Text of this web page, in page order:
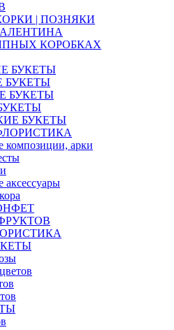
| ПОЗНЯКИ
КОРОБКАХ
БУКЕТЫ
БУКЕТЫ
БУКЕТЫ
БУКЕТЫ
композиции, арки
аксессуары